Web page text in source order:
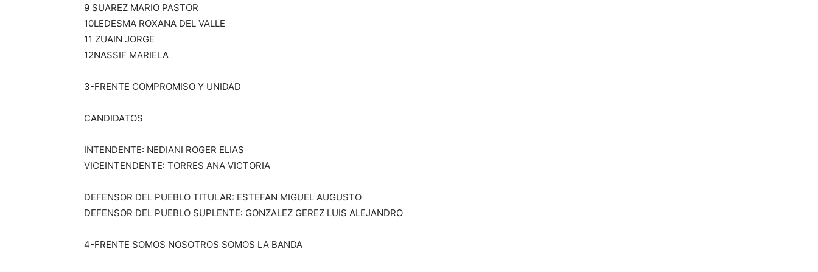
9 SUAREZ MARIO PASTOR
10LEDESMA ROXANA DEL VALLE
11 ZUAIN JORGE
12NASSIF MARIELA
3-FRENTE COMPROMISO Y UNIDAD
CANDIDATOS
INTENDENTE: NEDIANI ROGER ELIAS
VICEINTENDENTE: TORRES ANA VICTORIA
DEFENSOR DEL PUEBLO TITULAR: ESTEFAN MIGUEL AUGUSTO
DEFENSOR DEL PUEBLO SUPLENTE: GONZALEZ GEREZ LUIS ALEJANDRO
4-FRENTE SOMOS NOSOTROS SOMOS LA BANDA